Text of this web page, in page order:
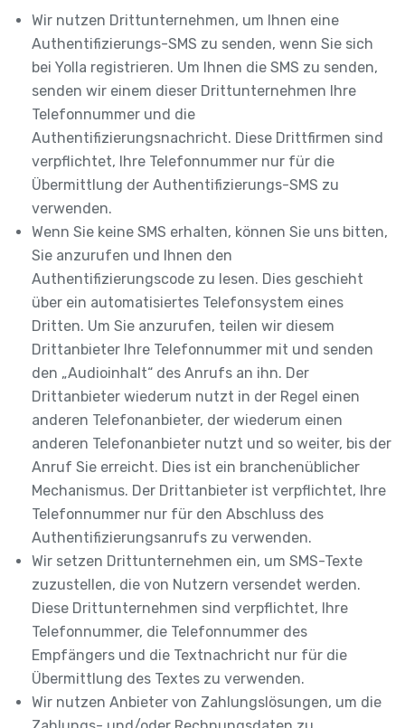
Wir nutzen Drittunternehmen, um Ihnen eine
Authentifizierungs-SMS zu senden, wenn Sie sich
bei Yolla registrieren. Um Ihnen die SMS zu senden,
senden wir einem dieser Drittunternehmen Ihre
Telefonnummer und die
Authentifizierungsnachricht. Diese Drittfirmen sind
verpflichtet, Ihre Telefonnummer nur für die
Übermittlung der Authentifizierungs-SMS zu
verwenden.
Wenn Sie keine SMS erhalten, können Sie uns bitten,
Sie anzurufen und Ihnen den
Authentifizierungscode zu lesen. Dies geschieht
über ein automatisiertes Telefonsystem eines
Dritten. Um Sie anzurufen, teilen wir diesem
Drittanbieter Ihre Telefonnummer mit und senden
den „Audioinhalt“ des Anrufs an ihn. Der
Drittanbieter wiederum nutzt in der Regel einen
anderen Telefonanbieter, der wiederum einen
anderen Telefonanbieter nutzt und so weiter, bis der
Anruf Sie erreicht. Dies ist ein branchenüblicher
Mechanismus. Der Drittanbieter ist verpflichtet, Ihre
Telefonnummer nur für den Abschluss des
Authentifizierungsanrufs zu verwenden.
Wir setzen Drittunternehmen ein, um SMS-Texte
zuzustellen, die von Nutzern versendet werden.
Diese Drittunternehmen sind verpflichtet, Ihre
Telefonnummer, die Telefonnummer des
Empfängers und die Textnachricht nur für die
Übermittlung des Textes zu verwenden.
Wir nutzen Anbieter von Zahlungslösungen, um die